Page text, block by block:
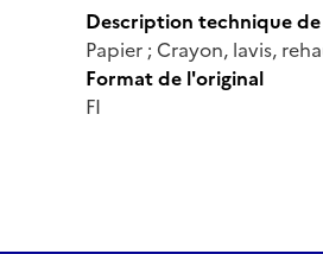
Description technique
Papier ; Crayon, lavis,
Format de l'original
FI